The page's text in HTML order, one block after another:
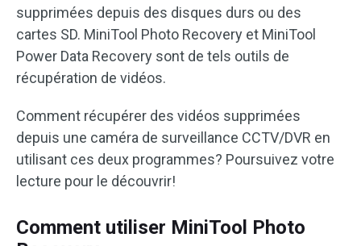
supprimées depuis des disques durs ou des
cartes SD. MiniTool Photo Recovery et MiniTool
Power Data Recovery sont de tels outils de
récupération de vidéos.
Comment récupérer des vidéos supprimées
depuis une caméra de surveillance CCTV/DVR en
utilisant ces deux programmes? Poursuivez votre
lecture pour le découvrir!
Comment utiliser MiniTool Photo